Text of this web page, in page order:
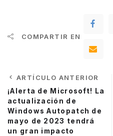
COMPARTIR EN
ARTÍCULO ANTERIOR
¡Alerta de Microsoft! La
actualización de
Windows Autopatch de
mayo de 2023 tendrá
un gran impacto